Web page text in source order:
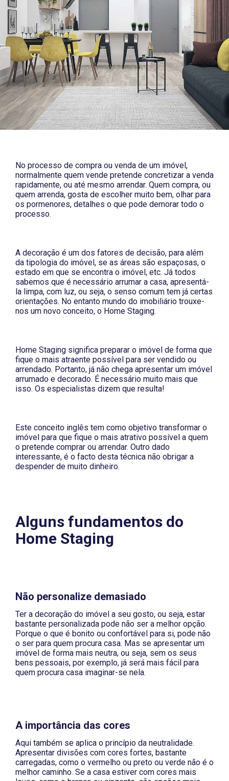
No processo de compra ou venda de um imóvel,
normalmente quem vende pretende concretizar a venda
rapidamente, ou até mesmo arrendar. Quem compra, ou
quem arrenda, gosta de escolher muito bem, olhar para
os pormenores, detalhes o que pode demorar todo o
processo.
A decoração é um dos fatores de decisão, para além
da tipologia do imóvel, se as áreas são espaçosas, o
estado em que se encontra o imóvel, etc. Já todos
sabemos que é necessário arrumar a casa, apresentá-
la limpa, com luz, ou seja, o senso comum tem já certas
orientações. No entanto mundo do imobiliário trouxe-
nos um novo conceito, o Home Staging.
Home Staging significa preparar o imóvel de forma que
fique o mais atraente possível para ser vendido ou
arrendado. Portanto, já não chega apresentar um imóvel
arrumado e decorado. É necessário muito mais que
isso. Os especialistas dizem que resulta!
Este conceito inglês tem como objetivo transformar o
imóvel para que fique o mais atrativo possível a quem
o pretende comprar ou arrendar. Outro dado
interessante, é o facto desta técnica não obrigar a
despender de muito dinheiro.
Alguns fundamentos do
Home Staging
Não personalize demasiado
Ter a decoração do imóvel a seu gosto, ou seja, estar
bastante personalizada pode não ser a melhor opção.
Porque o que é bonito ou confortável para si, pode não
o ser para quem procura casa. Mas se apresentar um
imóvel de forma mais neutra, ou seja, sem os seus
bens pessoais, por exemplo, já será mais fácil para
quem procura casa imaginar-se nela.
A importância das cores
Aqui também se aplica o princípio da neutralidade.
Apresentar divisões com cores fortes, bastante
carregadas, como o vermelho ou preto ou verde não é o
melhor caminho. Se a casa estiver com cores mais